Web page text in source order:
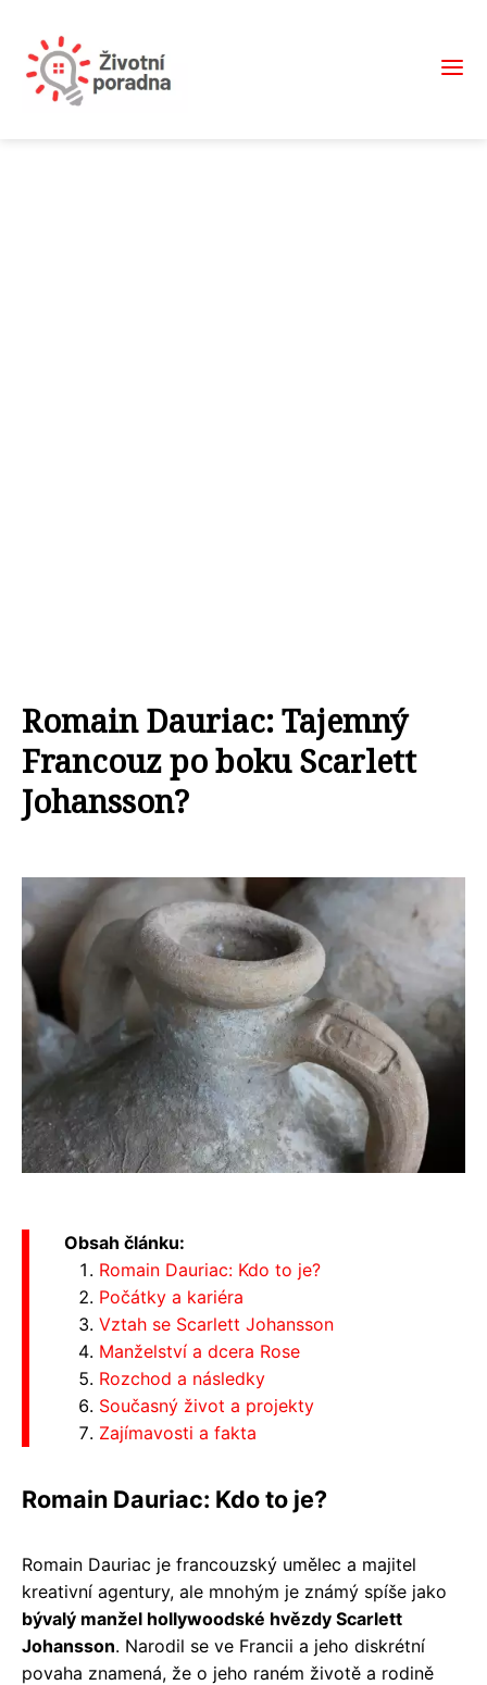
Romain Dauriac: Tajemný
Francouz po boku Scarlett
Johansson?
Obsah článku:
Romain Dauriac: Kdo to je?
Počátky a kariéra
Vztah se Scarlett Johansson
Manželství a dcera Rose
Rozchod a následky
Současný život a projekty
Zajímavosti a fakta
Romain Dauriac: Kdo to je?
Romain Dauriac je francouzský umělec a majitel
kreativní agentury, ale mnohým je známý spíše jako
bývalý manžel hollywoodské hvězdy Scarlett
Johansson. Narodil se ve Francii a jeho diskrétní
povaha znamená, že o jeho raném životě a rodině